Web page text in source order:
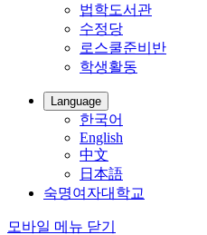
법학도서관
수정당
로스쿨준비반
학생활동
Language
한국어
English
中文
日本語
숙명여자대학교
모바일 메뉴 닫기